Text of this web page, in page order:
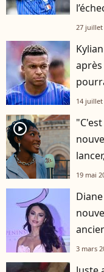
27 juillet
14 juillet
player2
19 mai
3 mars